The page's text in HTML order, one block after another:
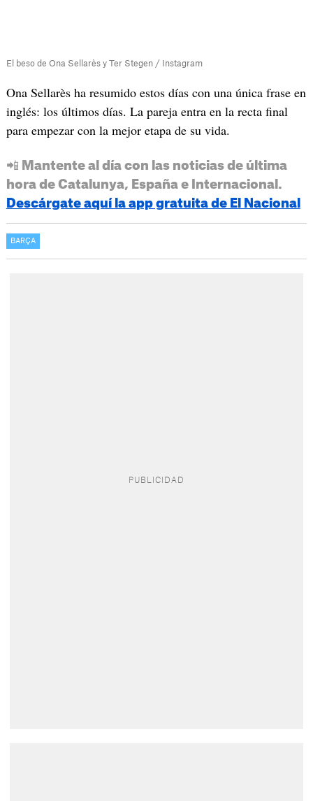
El beso de Ona Sellarès y Ter Stegen / Instagram
Ona Sellarès ha resumido estos días con una única frase en
inglés: los últimos días. La pareja entra en la recta final
para empezar con la mejor etapa de su vida.
📲 Mantente al día con las noticias de última
hora de Catalunya, España e Internacional.
Descárgate aquí la app gratuita de El Nacional
BARÇA